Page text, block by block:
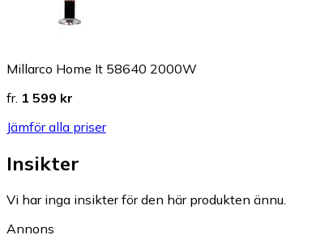
Millarco Home It 58640 2000W
fr. 1 599 kr
Jämför alla priser
Insikter
Vi har inga insikter för den här produkten ännu.
Annons